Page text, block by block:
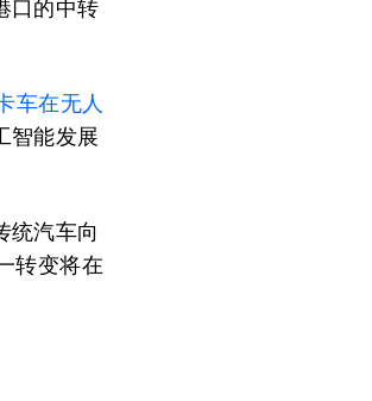
口的中转
车在无人
智能发展
统汽车向
转变将在